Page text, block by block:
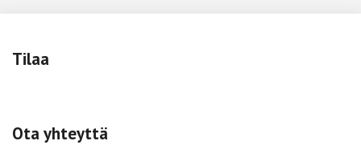
Tilaa
Ota yhteyttä